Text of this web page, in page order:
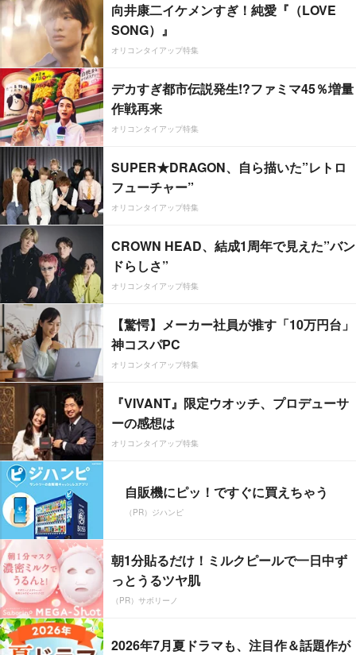
向井康二イケメンすぎ！純愛『（LOVE
SONG）』
オリコンタイアップ特集
デカすぎ都市伝説発生!?ファミマ45％増量
作戦再来
オリコンタイアップ特集
SUPER★DRAGON、自ら描いた”レトロ
フューチャー”
オリコンタイアップ特集
CROWN HEAD、結成1周年で見えた”バン
ドらしさ”
オリコンタイアップ特集
【驚愕】メーカー社員が推す「10万円台」
神コスパPC
オリコンタイアップ特集
『VIVANT』限定ウオッチ、プロデューサ
ーの感想は
オリコンタイアップ特集
自販機にピッ！ですぐに買えちゃう
（PR）ジハンピ
朝1分貼るだけ！ミルクピールで一日中ず
っとうるツヤ肌
（PR）サボリーノ
2026年7月夏ドラマも、注目作＆話題作が